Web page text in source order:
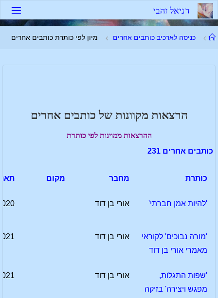
דלגו
לתוכן
דניאל זהבי
עמודכניסה לארכיב כותבים אחרים מיון לפי כותרת כותבים אחרים
הרצאות מקוונות של כותבים אחרים
ההרצאות ממוינות לפי כותרת
כותבים אחרים 231
כותרת מחבר מקום
'להיות אמן חברתי' אורי בן דוד
'מורה נבוכים' לקוראי
מאמרי אורי בן דוד
אורי בן דוד
'שפות התגלות,
מפגש ויצירה' בזיקה
אורי בן דוד